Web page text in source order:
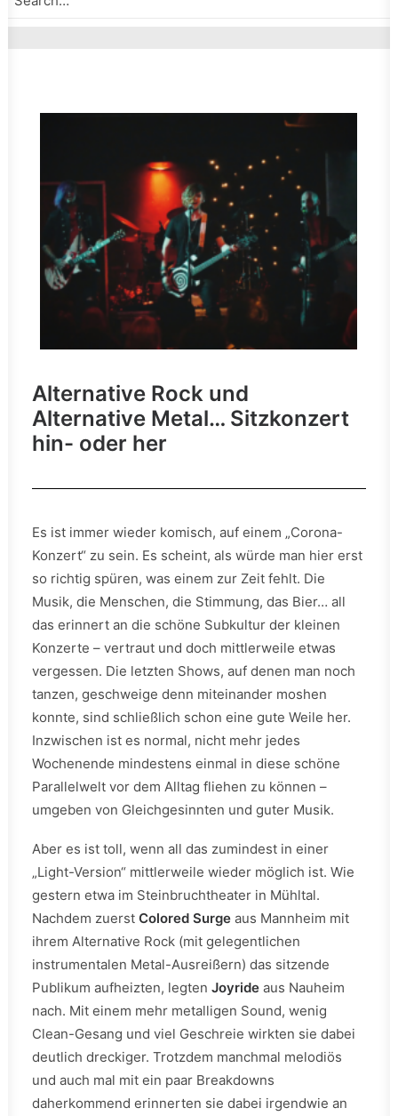
Alternative Rock und
Alternative Metal… Sitzkonzert
hin- oder her
Es ist immer wieder komisch, auf einem „Corona-
Konzert“ zu sein. Es scheint, als würde man hier erst
so richtig spüren, was einem zur Zeit fehlt. Die
Musik, die Menschen, die Stimmung, das Bier… all
das erinnert an die schöne Subkultur der kleinen
Konzerte – vertraut und doch mittlerweile etwas
vergessen. Die letzten Shows, auf denen man noch
tanzen, geschweige denn miteinander moshen
konnte, sind schließlich schon eine gute Weile her.
Inzwischen ist es normal, nicht mehr jedes
Wochenende mindestens einmal in diese schöne
Parallelwelt vor dem Alltag fliehen zu können –
umgeben von Gleichgesinnten und guter Musik.
Aber es ist toll, wenn all das zumindest in einer
„Light-Version“ mittlerweile wieder möglich ist. Wie
gestern etwa im Steinbruchtheater in Mühltal.
Nachdem zuerst Colored Surge aus Mannheim mit
ihrem Alternative Rock (mit gelegentlichen
instrumentalen Metal-Ausreißern) das sitzende
Publikum aufheizten, legten Joyride aus Nauheim
nach. Mit einem mehr metalligen Sound, wenig
Clean-Gesang und viel Geschreie wirkten sie dabei
deutlich dreckiger. Trotzdem manchmal melodiös
und auch mal mit ein paar Breakdowns
daherkommend erinnerten sie dabei irgendwie an